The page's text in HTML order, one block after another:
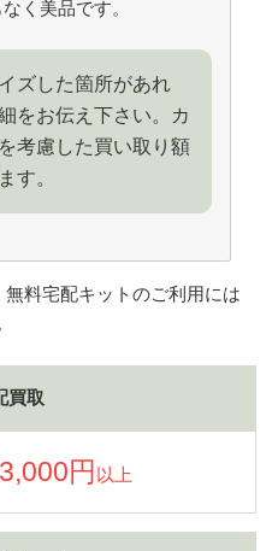
く美品です。
ズした箇所があれ
をお伝え下さい。カ
考慮した買い取り額
す。
料宅配キットのご利用には
買取
3,000円 以上